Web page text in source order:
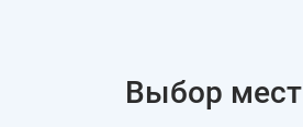
Выбор мест